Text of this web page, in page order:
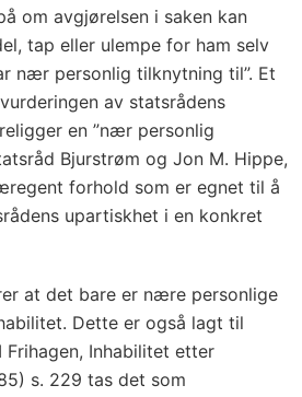
om avgjørelsen i saken kan
tap eller ulempe for ham selv
nær personlig tilknytning til”. Et
av statsrådens
en ”nær personlig
Bjurstrøm og Jon M. Hippe,
forhold som er egnet til å
upartiskhet i en konkret
at det bare er nære personlige
Dette er også lagt til
Inhabilitet etter
s. 229 tas det som